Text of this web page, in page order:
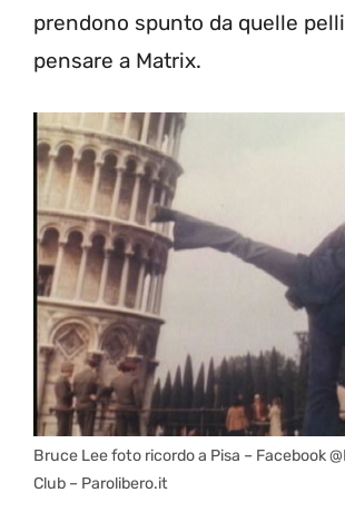
prendono spunto da quelle
pensare a Matrix.
Bruce Lee foto ricordo a Pisa – Facebook
Club – Parolibero.it